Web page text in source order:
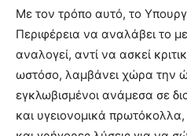
Με τον τρόπο αυτό, το
Περιφέρεια να αναλάβει το
αναλογεί, αντί να ασκεί
ωστόσο, λαμβάνει χώρα την
εγκλωβισμένοι ανάμεσα σε
και υγειονομικά